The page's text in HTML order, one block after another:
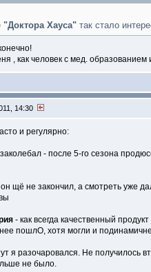
"Доктора Хауса" так стало
, как человек с мед.
14:30
и регулярно:
- после 5-го сезона
щё не закончил, а смотреть уже
- как всегда качественный
пошлО, хотя могли и
я разочаровался. Не получилось
не было.